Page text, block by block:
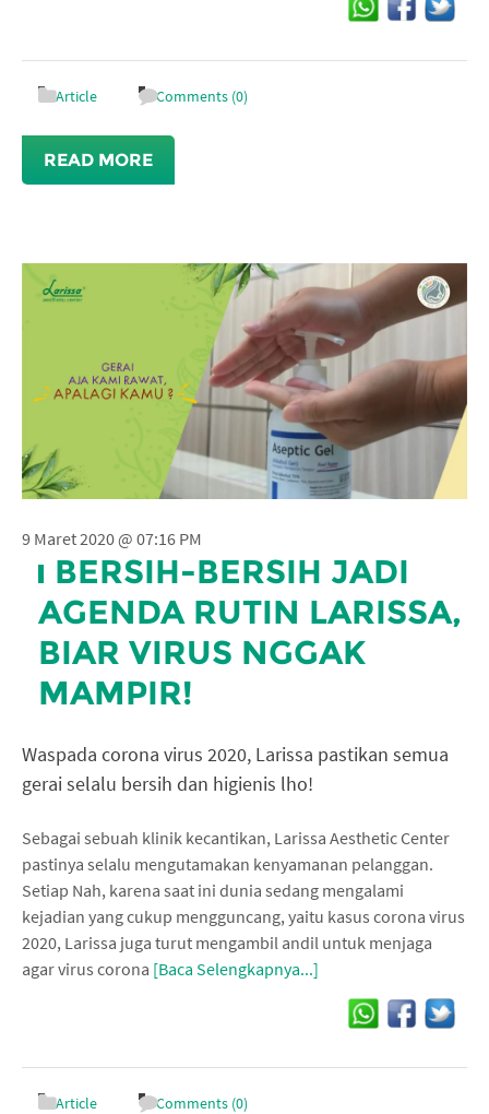
Article Comments (0)
READ MORE
9 Maret 2020 @ 07:16 PM
BERSIH-BERSIH JADI
AGENDA RUTIN LARISSA,
BIAR VIRUS NGGAK
MAMPIR!
Waspada corona virus 2020, Larissa pastikan semua
gerai selalu bersih dan higienis lho!
Sebagai sebuah klinik kecantikan, Larissa Aesthetic Center
pastinya selalu mengutamakan kenyamanan pelanggan.
Setiap Nah, karena saat ini dunia sedang mengalami
kejadian yang cukup mengguncang, yaitu kasus corona virus
2020, Larissa juga turut mengambil andil untuk menjaga
agar virus corona [Baca Selengkapnya...]
Article Comments (0)